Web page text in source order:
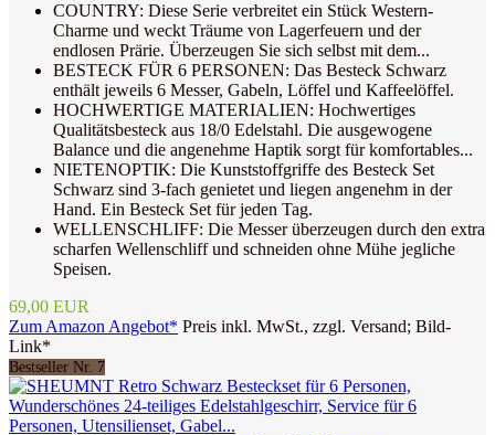
COUNTRY: Diese Serie verbreitet ein Stück Western-
Charme und weckt Träume von Lagerfeuern und der
endlosen Prärie. Überzeugen Sie sich selbst mit dem...
BESTECK FÜR 6 PERSONEN: Das Besteck Schwarz
enthält jeweils 6 Messer, Gabeln, Löffel und Kaffeelöffel.
HOCHWERTIGE MATERIALIEN: Hochwertiges
Qualitätsbesteck aus 18/0 Edelstahl. Die ausgewogene
Balance und die angenehme Haptik sorgt für komfortables...
NIETENOPTIK: Die Kunststoffgriffe des Besteck Set
Schwarz sind 3-fach genietet und liegen angenehm in der
Hand. Ein Besteck Set für jeden Tag.
WELLENSCHLIFF: Die Messer überzeugen durch den extra
scharfen Wellenschliff und schneiden ohne Mühe jegliche
Speisen.
69,00 EUR
Zum Amazon Angebot* Preis inkl. MwSt., zzgl. Versand; Bild-
Link*
Bestseller Nr. 7